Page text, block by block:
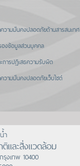
วามมั่นคงปลอดภัยด้านสารสนเทศ
องข้อมูลส่วนบุคคล
ะการปฏิเสธความรับผิด
วามมั่นคงปลอดภัยเว็บไซต์
ำ
และสิ่งแวดล้อม
งเทพ 10400